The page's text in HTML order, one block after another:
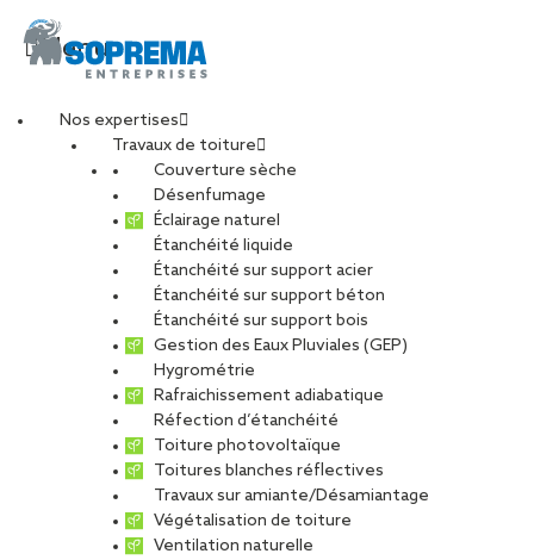
Menu
Nos expertises
Travaux de toiture
Couverture sèche
Désenfumage
Éclairage naturel
Étanchéité liquide
Étanchéité sur support acier
Étanchéité sur support béton
Étanchéité sur support bois
Gestion des Eaux Pluviales (GEP)
Hygrométrie
Rafraichissement adiabatique
Réfection d’étanchéité
Toiture photovoltaïque
Toitures blanches réflectives
Travaux sur amiante/Désamiantage
Végétalisation de toiture
Ventilation naturelle
Un atelier de couture
taille XXL
PARTAGER
18 février 2019